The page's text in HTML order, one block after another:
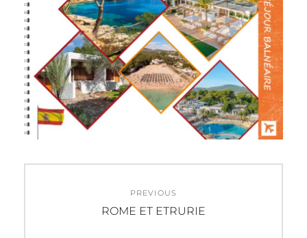
PREVIOUS
Previous
ROME ET ETRURIE